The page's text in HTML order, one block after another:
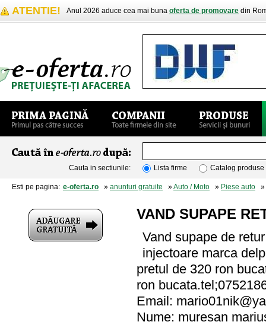
ATENTIE! Anul 2026 aduce cea mai buna oferta de promovare din
Cauta in sectiunile: Lista firme Catalog produse
Esti pe pagina: e-oferta.ro » anunturi gratuite »Auto / Moto » Piese auto »
VAND SUPAPE
Vand supape de
injectoare marca
pretul de 320 ron
ron
Email:
Nume: muresan